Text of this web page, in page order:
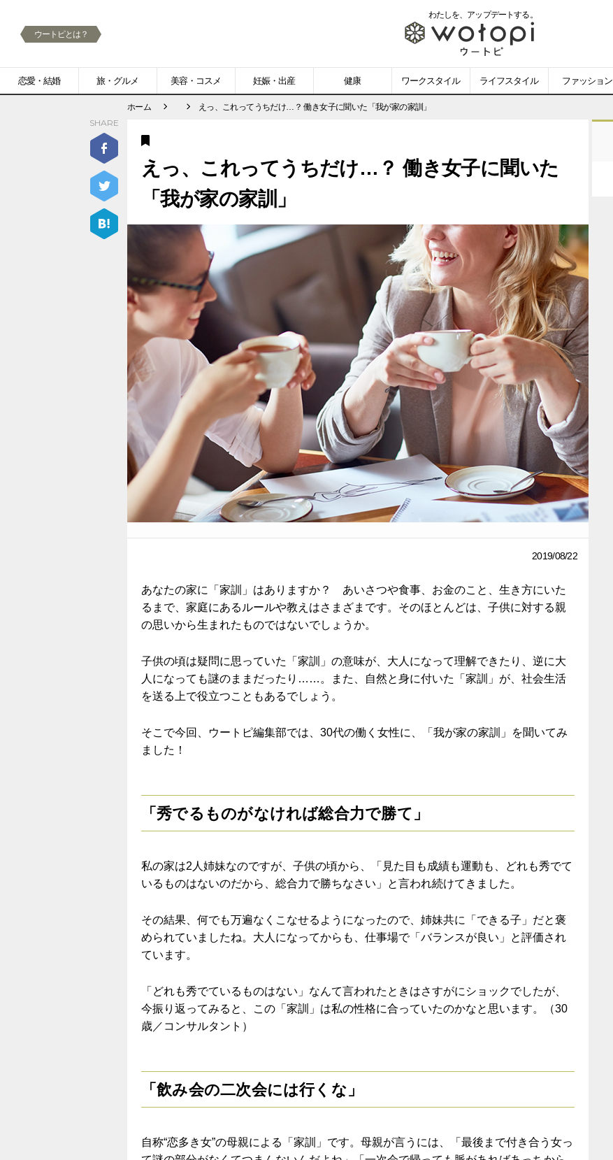
わたしを、 アップデートする。
wotopi
-
ト
恋愛・結婚 旅・グルメ 美容・コスメ 妊娠・出産 健康 ワークスタイル ライフスタイル ファッション
ウートピとは？
ホーム えっ、これってうちだけ…？ 働き女子に聞いた「我が家の家訓」
えっ、これってうちだけ…？ 働き女子に聞いた
「我が家の家訓」
2019/08/22
あなたの家に「家訓」はありますか？ あいさつや食事、お金のこと、生き方にいた
るまで、家庭にあるルールや教えはさまざまです。そのほとんどは、子供に対する親
の思いから生まれたものではないでしょうか。
子供の頃は疑問に思っていた「家訓」の意味が、大人になって理解できたり、逆に大
人になっても謎のままだったり……。また、自然と身に付いた「家訓」が、社会生活
を送る上で役立つこともあるでしょう。
そこで今回、ウートピ編集部では、30代の働く女性に、「我が家の家訓」を聞いてみ
ました！
「秀でるものがなければ総合力で勝て」
私の家は2人姉妹なのですが、子供の頃から、「見た目も成績も運動も、どれも秀でて
いるものはないのだから、総合力で勝ちなさい」と言われ続けてきました。
その結果、何でも万遍なくこなせるようになったので、姉妹共に「できる子」だと褒
められていましたね。大人になってからも、仕事場で「バランスが良い」と評価され
ています。
「どれも秀でているものはない」なんて言われたときはさすがにショックでしたが、
今振り返ってみると、この「家訓」は私の性格に合っていたのかなと思います。（30
歳／コンサルタント）
「飲み会の二次会には行くな」
自称“恋多き女”の母親による「家訓」です。母親が言うには、「最後まで付き合う女っ
SHARE